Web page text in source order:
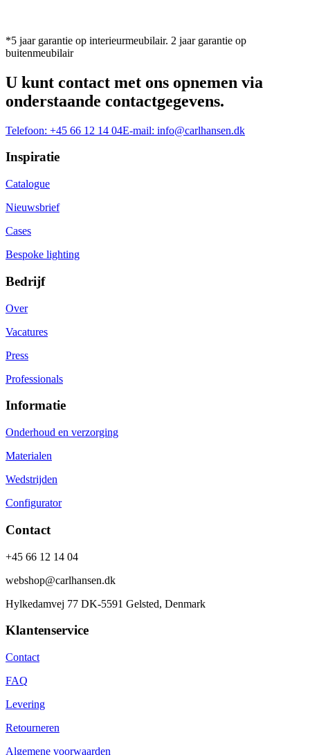
*5 jaar garantie op interieurmeubilair. 2 jaar garantie op
buitenmeubilair
U kunt contact met ons opnemen via
onderstaande contactgegevens.
Telefoon: +45 66 12 14 04E-mail: info@carlhansen.dk
Inspiratie
Catalogue
Nieuwsbrief
Cases
Bespoke lighting
Bedrijf
Over
Vacatures
Press
Professionals
Informatie
Onderhoud en verzorging
Materialen
Wedstrijden
Configurator
Contact
+45 66 12 14 04
webshop@carlhansen.dk
Hylkedamvej 77 DK-5591 Gelsted, Denmark
Klantenservice
Contact
FAQ
Levering
Retourneren
Algemene voorwaarden